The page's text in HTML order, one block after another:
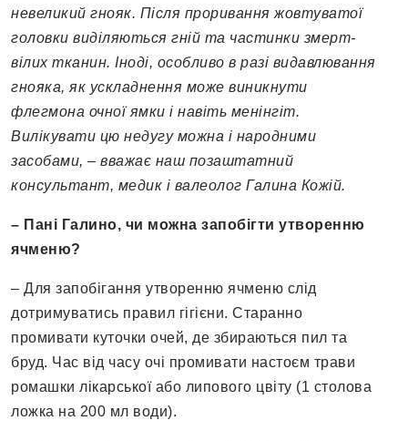
невеликий гнояк. Після проривання жовтуватої
головки виділяються гній та частинки змерт­
вілих тканин. Іноді, особливо в разі видавлювання
гнояка, як ускладнення може ви­никнути
флегмона очної ямки і навіть менінгіт.
Вилікувати цю недугу можна і народними
засобами, – вважає наш позаштатний
консультант, медик і валеолог Галина Кожій.
– Пані Галино, чи можна запобігти утворенню
ячменю?
– Для запобігання утворенню ячменю слід
дотримуватись правил гігієни. Старанно
промивати куточки очей, де збираються пил та
бруд. Час від часу очі промивати настоєм трави
ромашки лікарської або липового цвіту (1 столова
ложка на 200 мл води).